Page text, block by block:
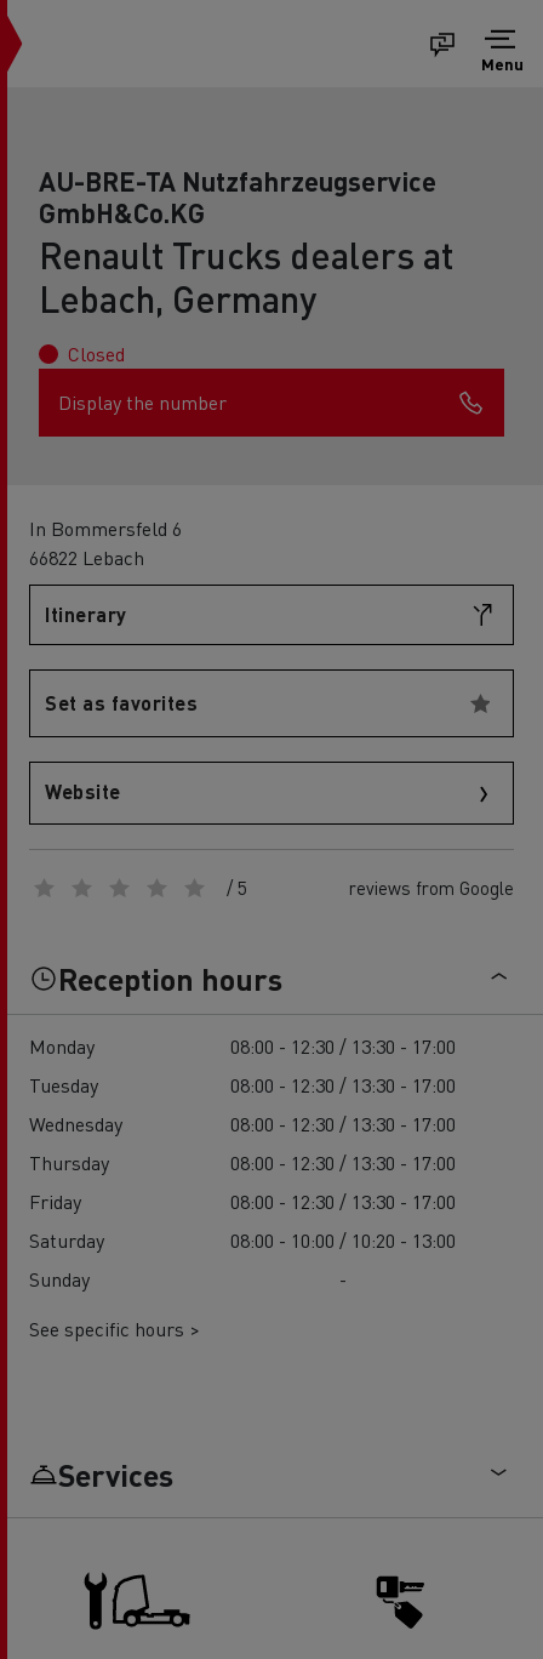
Menu
AU-BRE-TA Nutzfahrzeugservice
GmbH&Co.KG
Renault Trucks dealers at
Lebach, Germany
Closed
Display the number
In Bommersfeld 6
66822 Lebach
Itinerary
Set as favorites
Website
/ 5 reviews from Google
Reception hours
Monday
08:00 - 12:30 / 13:30 - 17:00
Tuesday
08:00 - 12:30 / 13:30 - 17:00
Wednesday
08:00 - 12:30 / 13:30 - 17:00
Thursday
08:00 - 12:30 / 13:30 - 17:00
Friday
08:00 - 12:30 / 13:30 - 17:00
Saturday
08:00 - 10:00 / 10:20 - 13:00
Sunday
-
See specific hours >
Services